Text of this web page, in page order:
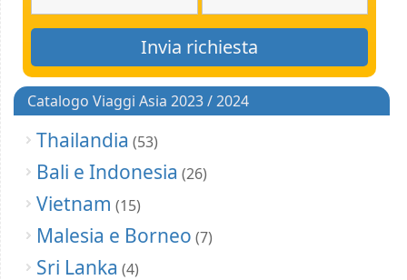
Catalogo Viaggi Asia 2023 / 2024
Thailandia (53)
Bali e Indonesia (26)
Vietnam (15)
Malesia e Borneo (7)
Sri Lanka (4)